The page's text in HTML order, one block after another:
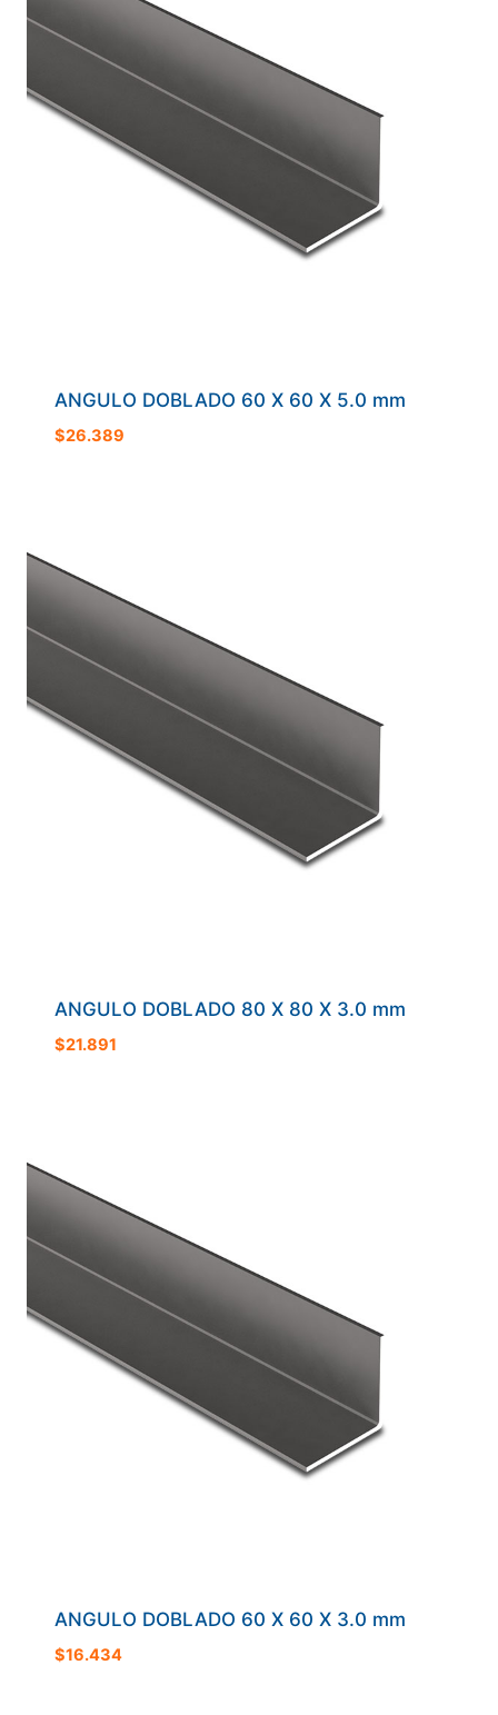
ANGULO DOBLADO 60 X 60 X 5.0 mm
$26.389
ANGULO DOBLADO 80 X 80 X 3.0 mm
$21.891
ANGULO DOBLADO 60 X 60 X 3.0 mm
$16.434